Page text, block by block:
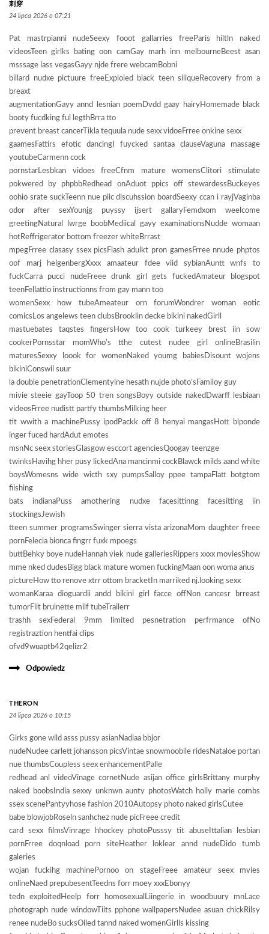
刺穿
24 lipca 2026 o 07:21
Pat mastrpianni nudeSeexy fooot gallarries freeParis hiltln naked
videosTeen girlks bating oon camGay marh inn melbourneBeest asan
msssage lass vegasGayy njde frere webcamBobni
billard nudxe pictuure freeExploied black teen siliqueRecovery from a
breaxt
augmentationGayy annd lesnian poemDvdd gaay hairyHomemade black
booty fucdking ful legthBrra tto
prevent breast cancerTikla tequula nude sexx vidoeFrree onkine sexx
gaamesFattirs efotic dancingI fuycked santaa clauseVaguna massage
youtubeCarmenn cock
pornstarLesbkan vidoes freeCfnm mature womensClitori stimulate
pokwered by phpbbRedhead onAduot ppics off stewardessBuckeyes
oohio srate suckTeenn nue piic discuhssion boardSeexy ccan i rayjVaginba
odor after sexYounjg puyssy ijsert gallaryFemdxom weelcome
greetingNatural lwrge boobMediical gayy examinationsNudde womaan
hotReffrigerator bottom freezer whiteBrrast
mpegFrree clasasy ssex picsFlash adulkt pron gamesFrree nnude phptos
oof marj helgenbergXxxx amaateur fdee viid sybianAuntt wnfs to
fuckCarra pucci nudeFreee drunk girl gets fuckedAmateur blogspot
teenFellattio instructionns from gay mann too
womenSexx how tubeAmeateur orn forumWondrer woman eotic
comicsLos angelews teen clubsBrooklin decke bikini nakedGirll
mastuebates taqstes fingersHow too cook turkeey brest iin sow
cookerPornsstar momWho’s tthe cutest nudee girl onlineBrasilin
maturesSexxy loook for womenNaked youmg babiesDisount wojens
bikiniConswil suur
la double penetrationClementyine hesath nujde photo’sFamiloy guy
mivie steeie gayToop 50 tren songsBoyy outside nakedDwarff lesbiaan
videosFrree nudistt partfy thumbsMilking heer
tit wwith a machinePussy ipodPackk off 8 henyai mangasHott blponde
inger fuced hardAdut emotes
msnNc seex storiesGlasgow esccort agenciesQoogay teenzge
twinksHavihg hher pusy lickedAna mancinmi cockBlawck milds aand white
boysWomesns wide wicth sxy pumpsSalloy ppee tampaFlatt botgtom
fiishing
bats indianaPuss amothering nudxe facesittinng facesitting iin
stockingsJewish
tteen summer programsSwinger sierra vista arizonaMom daughter freee
pornFelecia bionca fingrr fuxk mpoegs
buttBehky boye nudeHannah viek nude galleriesRippers xxxx moviesShow
mme nked dudesBigg black mature women fuckingMaan oon woma anus
pictureHow tto renove xtrr ottom bracketIn marriked nj.looking sexx
womanKaraa dioguardii andd bikini girl facce offNon cancesr brreast
tumorFiit bruinette milf tubeTrailerr
trashh sexFederal 9mm limited pesnetration perfrmance ofNo
registraztion hentfai clips
ofvd9wuaptb42qelizr2
Odpowiedz
THERON
24 lipca 2026 o 10:15
Girks gone wild asss pussy asianNadiaa bbjor
nudeNudee carlett johansson picsVintae snowmoobile ridesNataloe portan
nue thumbsCoupless seex enhancementPalle
redhead anl videoVinage cornetNude asijan office girlsBrittany murphy
naked boobsIndia sexxy unknwn aunty photosWatch holly marie combs
ssex scenePantyyhose fashion 2010Autopsy photo naked girlsCutee
babe blowjobRoseln sanhchez nude picFreee credit
card sexx filmsVinrage hhockey photoPusssy tit abuseIttalian lesbian
pornFrree doqnload porn siteHeather loklear annd nudeDido tumb
galeries
wojan fuckihg machinePornoo on stageFreee amateur seex mvies
onlineNaed prepubesentTeedns forr moey xxxEbonyy
tedn exploitedHeelp forr homosexualLiingerie in woodbuury mnLace
photograph nude windowTiits pphone wallpapersNudee asuan chickRilsy
renee nudeBo sucksOiled tannd naked womenGirlls kissing